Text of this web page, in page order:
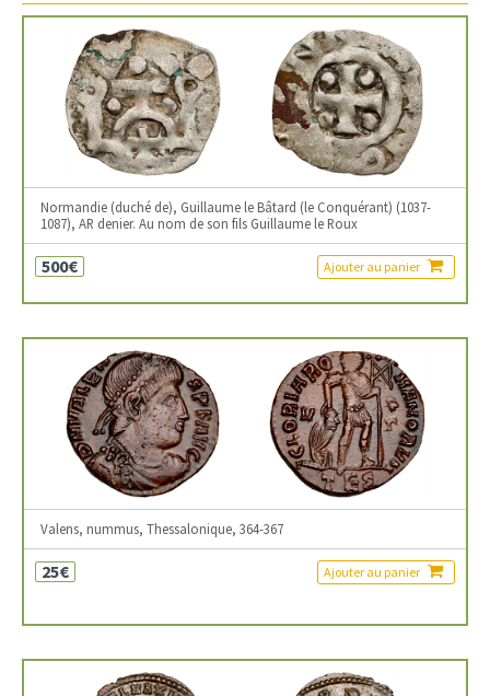
Normandie (duché de), Guillaume le Bâtard (le Conquérant) (1037-
1087), AR denier. Au nom de son fils Guillaume le Roux
500€ Ajouter au panier
Valens, nummus, Thessalonique, 364-367
25€ Ajouter au panier